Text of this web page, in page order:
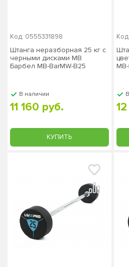
Код: 0555331898
Штанга неразборная 25 кг с
черными дисками МВ
Барбел MB-BarMW-B25
В наличии
11 160 руб.
КУПИТЬ